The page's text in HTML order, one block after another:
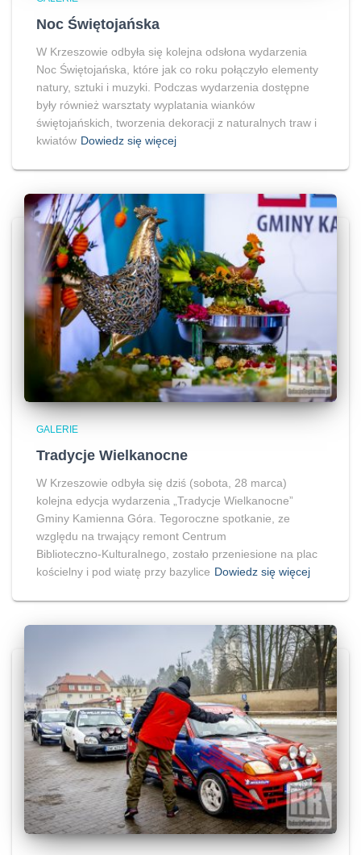
Noc Świętojańska
W Krzeszowie odbyła się kolejna odsłona wydarzenia
Noc Świętojańska, które jak co roku połączyło elementy
natury, sztuki i muzyki. Podczas wydarzenia dostępne
były również warsztaty wyplatania wianków
świętojańskich, tworzenia dekoracji z naturalnych traw i
kwiatów Dowiedz się więcej
GALERIE
Tradycje Wielkanocne
W Krzeszowie odbyła się dziś (sobota, 28 marca)
kolejna edycja wydarzenia „Tradycje Wielkanocne”
Gminy Kamienna Góra. Tegoroczne spotkanie, ze
względu na trwający remont Centrum
Biblioteczno‑Kulturalnego, zostało przeniesione na plac
kościelny i pod wiatę przy bazylice Dowiedz się więcej